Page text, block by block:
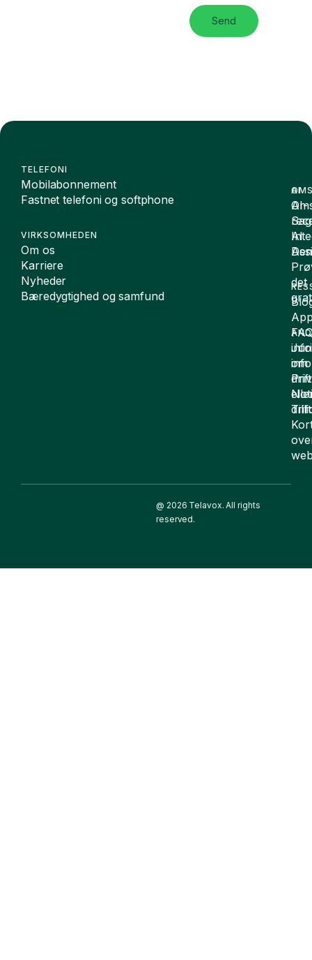
Send
TELEFONI
Mobilabonnement
Fastnet telefoni og softphone
VIRKSOMHEDEN
Om os
Karriere
Nyheder
Bæredygtighed og samfund
om
drift
AI
AI-
AI
det
@ 2026 Telavox. All rights
reserved.